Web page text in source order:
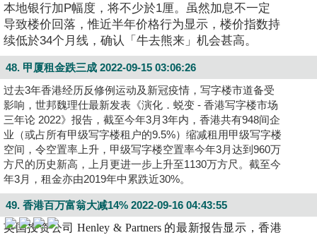
收
藏
楼
盘
繁
体
简
体
ENG
本地银行加P幅度，将不少於1厘。虽然加息不一定
导致楼价回落，惟近半年价格行为显示，楼价指数持
续低於34个月线，确认「牛去熊来」机会甚高。
48. 甲厦租金跌三成 2022-09-15 03:06:26
过去3年香港经历反修例运动及新冠疫情，写字楼市道备受
影响，世邦魏理仕最新发表《演化．蜕变 - 香港写字楼市场
三年论 2022》报告，截至今年3月3年内，香港共有948间企
业（或占所有甲级写字楼租户的9.5%）缩减租用甲级写字楼
空间，令空置率上升，甲级写字楼空置率今年3月达到960万
方尺的历史新高，上月更进一步上升至1130万方尺。截至今
年3月，租金亦由2019年中累跌近30%。
49. 香港百万富翁大减14% 2022-09-16 04:43:55
英国投资公司 Henley & Partners 的最新报告显示，香港